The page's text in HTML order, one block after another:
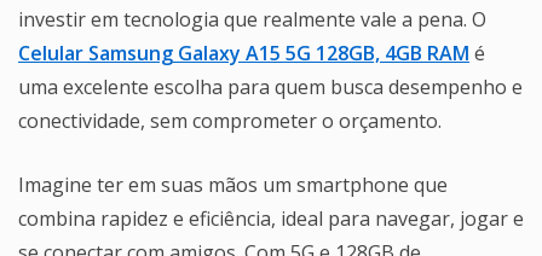
investir em tecnologia que realmente vale a pena. O
Celular Samsung Galaxy A15 5G 128GB, 4GB RAM é
uma excelente escolha para quem busca desempenho e
conectividade, sem comprometer o orçamento.
Imagine ter em suas mãos um smartphone que
combina rapidez e eficiência, ideal para navegar, jogar e